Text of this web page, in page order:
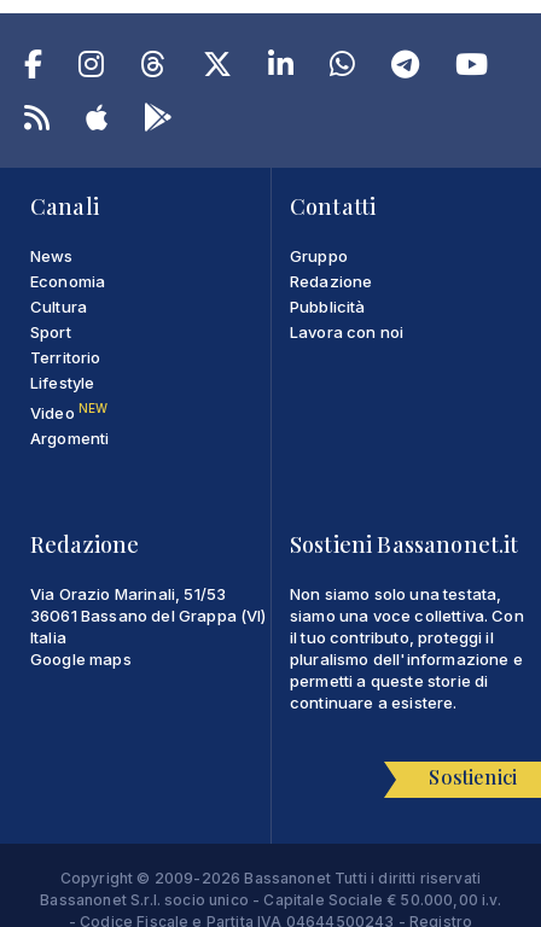
Canali
News
Economia
Cultura
Sport
Territorio
Lifestyle
Video NEW
Argomenti
Contatti
Gruppo
Redazione
Pubblicità
Lavora con noi
Redazione
Via Orazio Marinali, 51/53
36061 Bassano del Grappa (VI)
Italia
Google maps
Sostieni Bassanonet.it
Non siamo solo una testata,
siamo una voce collettiva. Con
il tuo contributo, proteggi il
pluralismo dell'informazione e
permetti a queste storie di
continuare a esistere.
Sostienici
Copyright © 2009-2026 Bassanonet Tutti i diritti riservati
Bassanonet S.r.l. socio unico - Capitale Sociale € 50.000,00 i.v.
- Codice Fiscale e Partita IVA 04644500243 - Registro